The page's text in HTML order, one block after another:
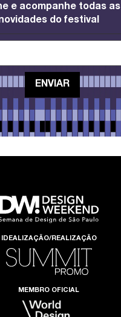
e acompanhe todas as
do festival
IDEALIZAÇÃO/REALIZAÇÃO
MEMBRO OFICIAL